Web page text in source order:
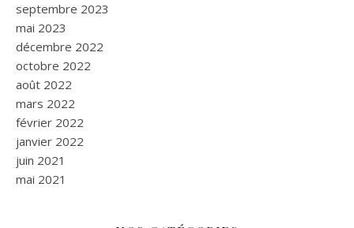
septembre 2023
mai 2023
décembre 2022
octobre 2022
août 2022
mars 2022
février 2022
janvier 2022
juin 2021
mai 2021